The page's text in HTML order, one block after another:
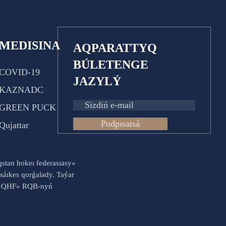
19
PUCK
AQPARATTYQ
BÚLETENGE
JAZYLÝ
Podpısatsá
hokeı federasıasy»
qorǵalady. Taýar
RQB-nyń